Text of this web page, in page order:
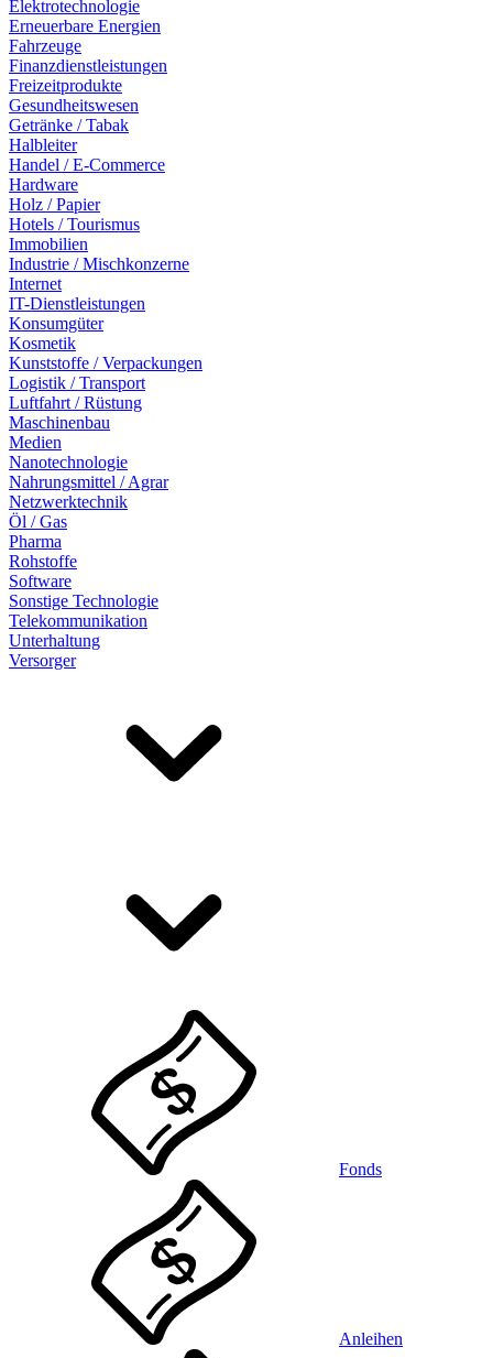
Elektrotechnologie
Erneuerbare Energien
Fahrzeuge
Finanzdienstleistungen
Freizeitprodukte
Gesundheitswesen
Getränke / Tabak
Halbleiter
Handel / E-Commerce
Hardware
Holz / Papier
Hotels / Tourismus
Immobilien
Industrie / Mischkonzerne
Internet
IT-Dienstleistungen
Konsumgüter
Kosmetik
Kunststoffe / Verpackungen
Logistik / Transport
Luftfahrt / Rüstung
Maschinenbau
Medien
Nanotechnologie
Nahrungsmittel / Agrar
Netzwerktechnik
Öl / Gas
Pharma
Rohstoffe
Software
Sonstige Technologie
Telekommunikation
Unterhaltung
Versorger
Fonds
Anleihen